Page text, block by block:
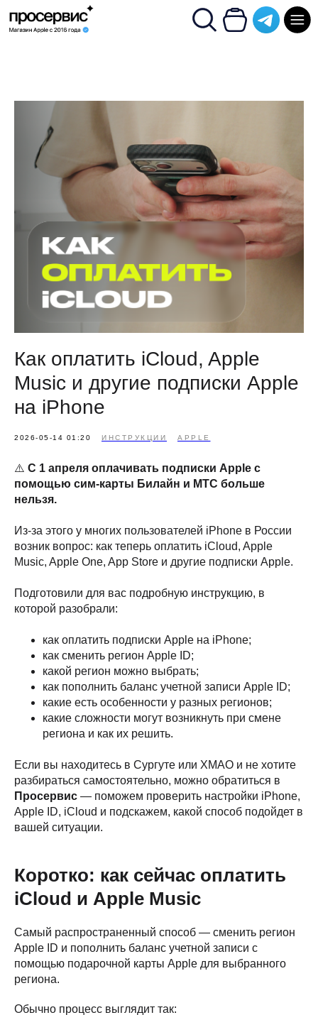
Как оплатить iCloud, Apple
Music и другие подписки Apple
на iPhone
2026-05-14 01:20 ИНСТРУКЦИИ APPLE
⚠️ С 1 апреля оплачивать подписки Apple с
помощью сим-карты Билайн и МТС больше
нельзя.
Из-за этого у многих пользователей iPhone в России
возник вопрос: как теперь оплатить iCloud, Apple
Music, Apple One, App Store и другие подписки Apple.
Подготовили для вас подробную инструкцию, в
которой разобрали:
как оплатить подписки Apple на iPhone;
как сменить регион Apple ID;
какой регион можно выбрать;
как пополнить баланс учетной записи Apple ID;
какие есть особенности у разных регионов;
какие сложности могут возникнуть при смене
региона и как их решить.
Если вы находитесь в Сургуте или ХМАО и не хотите
разбираться самостоятельно, можно обратиться в
Просервис — поможем проверить настройки iPhone,
Apple ID, iCloud и подскажем, какой способ подойдет в
вашей ситуации.
Коротко: как сейчас оплатить
iCloud и Apple Music
Самый распространенный способ — сменить регион
Apple ID и пополнить баланс учетной записи с
помощью подарочной карты Apple для выбранного
региона.
Обычно процесс выглядит так: